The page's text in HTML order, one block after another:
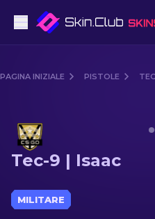
Fucile
Fucile di precisione
Coltelli
PAGINA INIZIALE PISTOLE
Tec-9 | Isaac
MILITARE